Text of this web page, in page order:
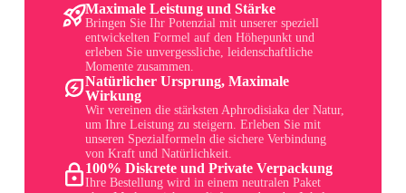
Maximale Leistung und Stärke
Bringen Sie Ihr Potenzial mit unserer speziell
entwickelten Formel auf den Höhepunkt und
erleben Sie unvergessliche, leidenschaftliche
Momente zusammen.
Natürlicher Ursprung, Maximale
Wirkung
Wir vereinen die stärksten Aphrodisiaka der Natur,
um Ihre Leistung zu steigern. Erleben Sie mit
unseren Spezialformeln die sichere Verbindung
von Kraft und Natürlichkeit.
100% Diskrete und Private Verpackung
Ihre Bestellung wird in einem neutralen Paket